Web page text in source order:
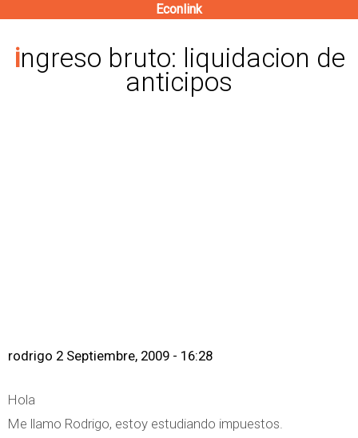
contenido
principal
Econlink
ingreso bruto: liquidacion de
anticipos
rodrigo 2 Septiembre, 2009 - 16:28
Hola
Me llamo Rodrigo, estoy estudiando impuestos.